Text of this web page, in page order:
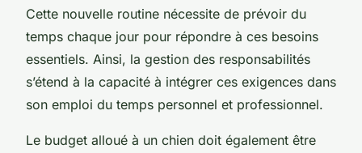
Cette nouvelle routine nécessite de prévoir du
temps chaque jour pour répondre à ces besoins
essentiels. Ainsi, la gestion des responsabilités
s’étend à la capacité à intégrer ces exigences dans
son emploi du temps personnel et professionnel.
Le budget alloué à un chien doit également être